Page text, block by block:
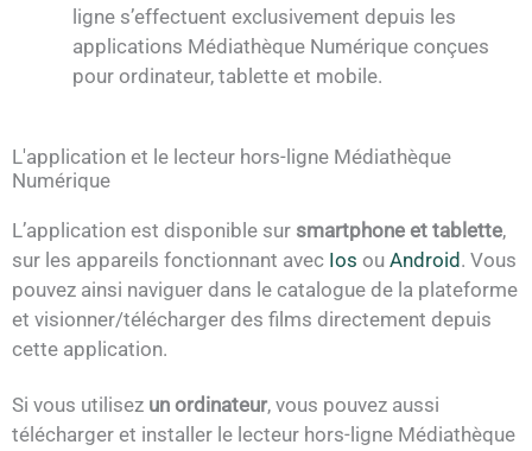
ligne s’effectuent exclusivement depuis les
applications Médiathèque Numérique conçues
pour ordinateur, tablette et mobile.
L'application et le lecteur hors-ligne Médiathèque
Numérique
L’application est disponible sur smartphone et tablette,
sur les appareils fonctionnant avec Ios ou Android . Vous
pouvez ainsi naviguer dans le catalogue de la plateforme
et visionner/télécharger des films directement depuis
cette application.
Si vous utilisez un ordinateur, vous pouvez aussi
télécharger et installer le lecteur hors-ligne Médiathèque